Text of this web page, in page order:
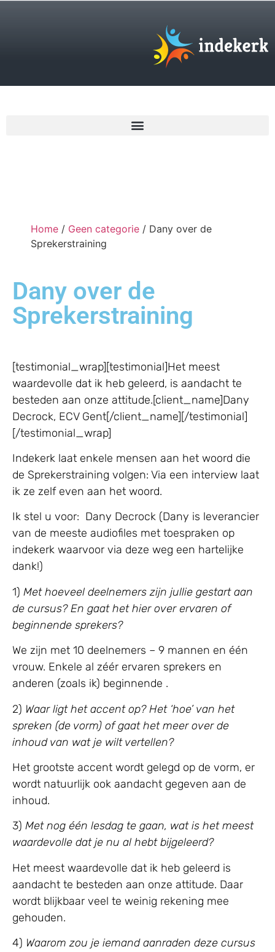
Home / Geen categorie / Dany over de
Sprekerstraining
Dany over de
Sprekerstraining
[testimonial_wrap][testimonial]Het meest
waardevolle dat ik heb geleerd, is aandacht te
besteden aan onze attitude.[client_name]Dany
Decrock, ECV Gent[/client_name][/testimonial]
[/testimonial_wrap]
Indekerk laat enkele mensen aan het woord die
de Sprekerstraining volgen: Via een interview laat
ik ze zelf even aan het woord.
Ik stel u voor: Dany Decrock (Dany is leverancier
van de meeste audiofiles met toespraken op
indekerk waarvoor via deze weg een hartelijke
dank!)
1) Met hoeveel deelnemers zijn jullie gestart aan
de cursus? En gaat het hier over ervaren of
beginnende sprekers?
We zijn met 10 deelnemers – 9 mannen en één
vrouw. Enkele al zéér ervaren sprekers en
anderen (zoals ik) beginnende .
2) Waar ligt het accent op? Het ‘hoe’ van het
spreken (de vorm) of gaat het meer over de
inhoud van wat je wilt vertellen?
Het grootste accent wordt gelegd op de vorm, er
wordt natuurlijk ook aandacht gegeven aan de
inhoud.
3) Met nog één lesdag te gaan, wat is het meest
waardevolle dat je nu al hebt bijgeleerd?
Het meest waardevolle dat ik heb geleerd is
aandacht te besteden aan onze attitude. Daar
wordt blijkbaar veel te weinig rekening mee
gehouden.
4) Waarom zou je iemand aanraden deze cursus